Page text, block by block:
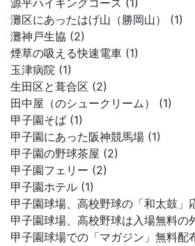
源平ハイキングコース (1)
灘区にあったはげ山（勝岡山） (1)
灘神戸生協 (2)
煙草の吸える快速電車 (1)
玉津病院 (1)
生田区と葺合区 (2)
田中屋（のシュークリーム） (1)
甲子園そば (1)
甲子園にあった阪神競馬場 (1)
甲子園の野球茶屋 (2)
甲子園フェリー (2)
甲子園ホテル (1)
甲子園球場、高校野球の「和太鼓」
甲子園球場、高校野球は入場無料の
甲子園球場での「マガジン」無料配